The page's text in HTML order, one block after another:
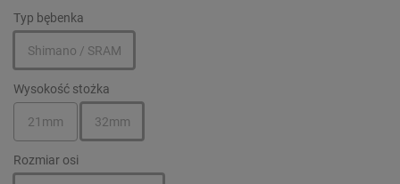
Typ bębenka
Shimano / SRAM
Wysokość stożka
21mm 32mm
Rozmiar osi